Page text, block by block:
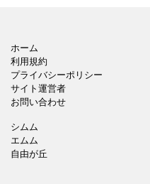
ホーム
利用規約
プライバシーポリシー
サイト運営者
お問い合わせ
シムム
エムム
自由が丘